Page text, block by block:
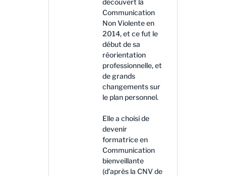
Communication
Non Violente en
2014, et ce fut le
début de sa
réorientation
professionnelle, et
de grands
changements sur
le plan personnel.
Elle a choisi de
devenir
formatrice en
Communication
bienveillante
(d’après la CNV de